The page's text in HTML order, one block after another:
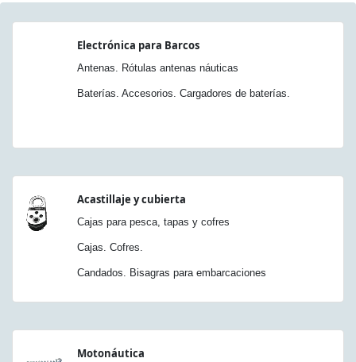
Electrónica para Barcos
Antenas. Rótulas antenas náuticas
Baterías. Accesorios. Cargadores de baterías.
Acastillaje y cubierta
Cajas para pesca, tapas y cofres
Cajas. Cofres.
Candados. Bisagras para embarcaciones
Motonáutica